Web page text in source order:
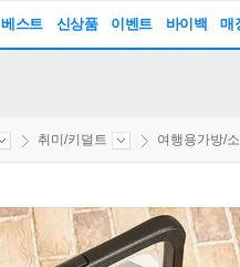
베스트 신상품 이벤트 바이백 매
취미/키덜트 여행용가방/